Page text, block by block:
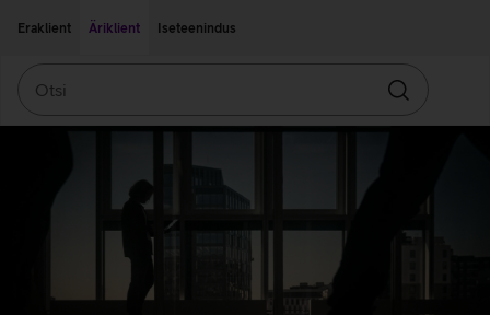
Eraklient
Äriklient Iseteenindus
Otsin